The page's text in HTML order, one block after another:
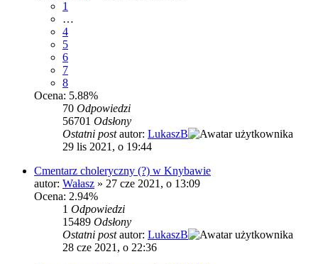
1
…
4
5
6
7
8
Ocena: 5.88%
70 Odpowiedzi
56701 Odsłony
Ostatni postautor: LukaszB
29 lis 2021, o 19:44
Cmentarz choleryczny (?) w Knybawie
autor: Wałasz » 27 cze 2021, o 13:09
Ocena: 2.94%
1 Odpowiedzi
15489 Odsłony
Ostatni postautor: LukaszB
28 cze 2021, o 22:36